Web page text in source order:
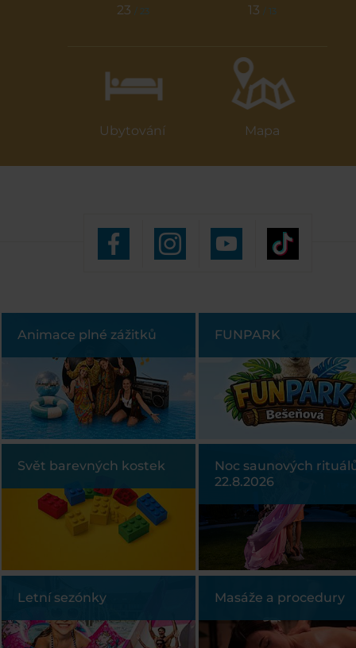
23 / 23 13 / 13
Ubytování Mapa
Animace plné zážitků FUNPARK
Svět barevných kostek
Noc saunových
22.8.2026
Letní sezónky Masáže a procedury